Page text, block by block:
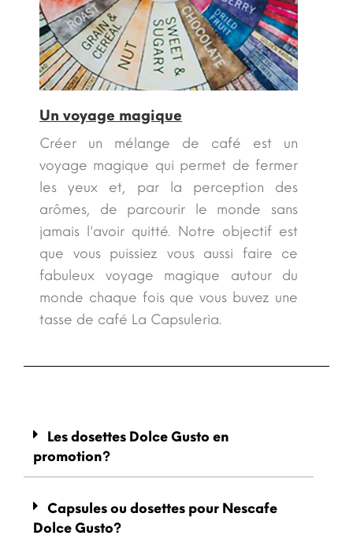
Un voyage magique
Créer un mélange de café est un
voyage magique qui permet de fermer
les yeux et, par la perception des
arômes, de parcourir le monde sans
jamais l'avoir quitté. Notre objectif est
que vous puissiez vous aussi faire ce
fabuleux voyage magique autour du
monde chaque fois que vous buvez une
tasse de café La Capsuleria.
Les dosettes Dolce Gusto en
promotion?
Capsules ou dosettes pour Nescafe
Dolce Gusto?